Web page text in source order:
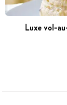
Luxe vol-